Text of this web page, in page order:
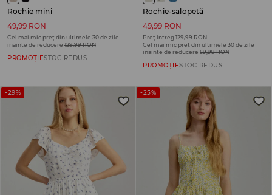
Rochie mini
49,99 RON
Cel mai mic preț din ultimele 30 de zile
înainte de reducere 129,99 RON
PROMOȚIESTOC REDUS
Rochie-salopetă
49,99 RON
Preț întreg129,99 RON
Cel mai mic preț din ultimele 30 de zile
înainte de reducere 59,99 RON
PROMOȚIESTOC REDUS
-29% -25%